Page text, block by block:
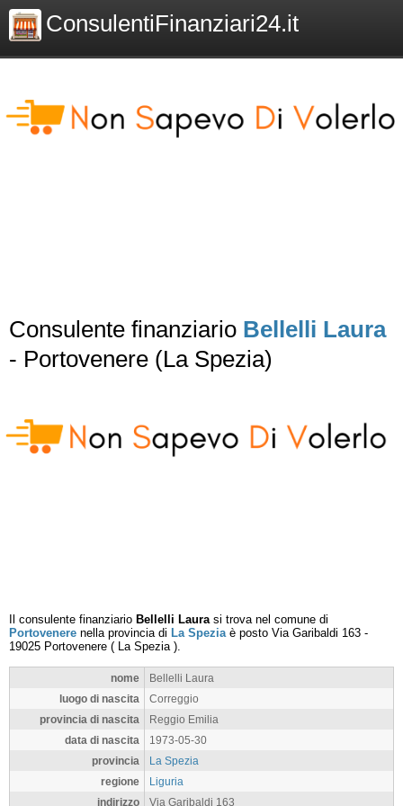
ConsulentiFinanziari24.it
Consulente finanziario Bellelli Laura
- Portovenere (La Spezia)
Il consulente finanziario Bellelli Laurasi trova nel comune di
Portovenere nella provincia di La Speziaè posto Via Garibaldi 163 -
19025 Portovenere ( La Spezia).
nome
Bellelli Laura
luogo di nascita
Correggio
provincia di nascita
Reggio Emilia
data di nascita
1973-05-30
provincia
La Spezia
regione
Liguria
indirizzo
Via Garibaldi 163